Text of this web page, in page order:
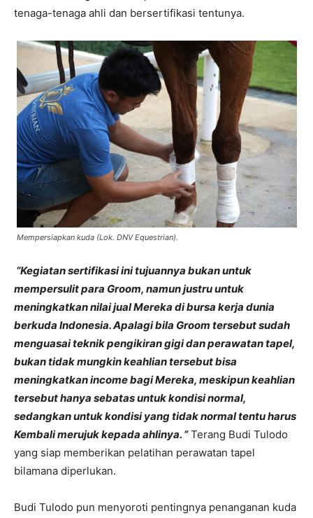
tenaga-tenaga ahli dan bersertifikasi tentunya.
Mempersiapkan kuda (Lok. DNV Equestrian).
“Kegiatan sertifikasi ini tujuannya bukan untuk
mempersulit para Groom, namun justru untuk
meningkatkan nilai jual Mereka di bursa kerja dunia
berkuda Indonesia. Apalagi bila Groom tersebut sudah
menguasai teknik pengikiran gigi dan perawatan tapel,
bukan tidak mungkin keahlian tersebut bisa
meningkatkan income bagi Mereka, meskipun keahlian
tersebut hanya sebatas untuk kondisi normal,
sedangkan untuk kondisi yang tidak normal tentu harus
Kembali merujuk kepada ahlinya. ” Terang Budi Tulodo
yang siap memberikan pelatihan perawatan tapel
bilamana diperlukan.
Budi Tulodo pun menyoroti pentingnya penanganan kuda